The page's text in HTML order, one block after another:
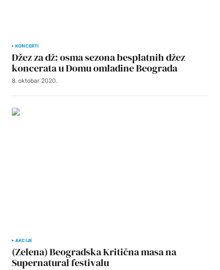
KONCERTI
Džez za dž: osma sezona besplatnih džez
koncerata u Domu omladine Beograda
8. oktobar 2020.
AKCIJE
(Zelena) Beogradska Kritična masa na
Supernatural festivalu